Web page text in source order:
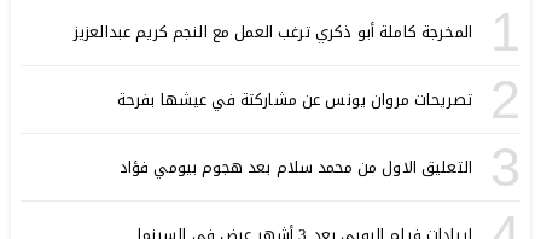
1 المخرجة كاملة أبو ذكري ترغب العمل مع النجم كريم عبدالعزيز
2 تصريحات مروان يونس عن مشاركتة في عيشها بفرحة
3 التعليق الاول من محمد سلام بعد هجوم بيومي فؤاد